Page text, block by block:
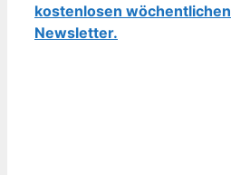
kostenlosen wöchentlichen
Newsletter.